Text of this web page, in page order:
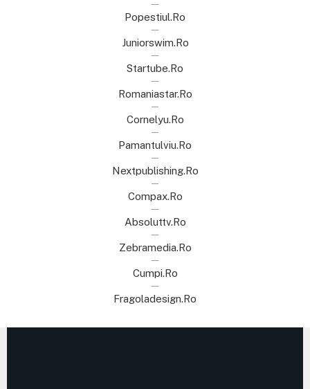
Popestiul.ro
Juniorswim.ro
Startube.ro
Romaniastar.ro
Cornelyu.ro
Pamantulviu.ro
Nextpublishing.ro
Compax.ro
Absoluttv.ro
Zebramedia.ro
Cumpi.ro
Fragoladesign.ro